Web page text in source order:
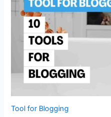
Tool for Blogging